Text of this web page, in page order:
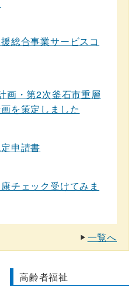
総合事業サービスコ
画・第2次釜石市重層
を策定しました
申請書
チェック受けてみま
一覧へ
高齢者福祉